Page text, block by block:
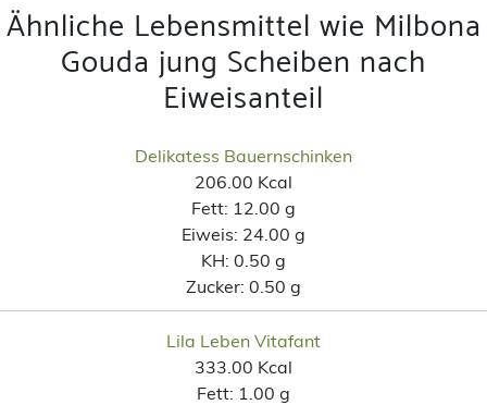
Ähnliche Lebensmittel wie Milbona
Gouda jung Scheiben nach
Eiweisanteil
Delikatess Bauernschinken
206.00 Kcal
Fett: 12.00 g
Eiweis: 24.00 g
KH: 0.50 g
Zucker: 0.50 g
Lila Leben Vitafant
333.00 Kcal
Fett: 1.00 g